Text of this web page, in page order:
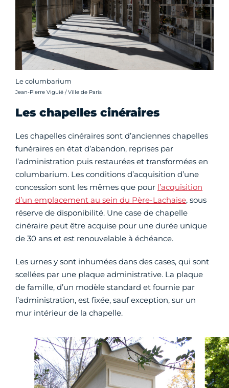
Le columbarium
Crédit photo :
Jean-Pierre Viguié / Ville de Paris
Les chapelles cinéraires
Les chapelles cinéraires sont d’anciennes chapelles
funéraires en état d’abandon, reprises par
l’administration puis restaurées et transformées en
columbarium. Les conditions d’acquisition d’une
concession sont les mêmes que pour l’acquisition
d’un emplacement au sein du Père-Lachaise, sous
réserve de disponibilité. Une case de chapelle
cinéraire peut être acquise pour une durée unique
de 30 ans et est renouvelable à échéance.
Les urnes y sont inhumées dans des cases, qui sont
scellées par une plaque administrative. La plaque
de famille, d’un modèle standard et fournie par
l’administration, est fixée, sauf exception, sur un
mur intérieur de la chapelle.